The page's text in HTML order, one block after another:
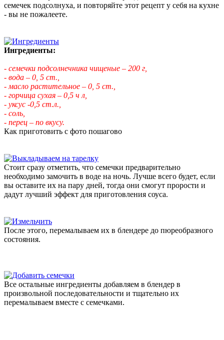
семечек подсолнуха, и повторяйте этот рецепт у себя на кухне
- вы не пожалеете.
Ингредиенты:
- семечки подсолнечника чищеные – 200 г,
- вода – 0, 5 ст.,
- масло растительное – 0, 5 ст.,
- горчица сухая – 0,5 ч л,
- уксус -0,5 ст.л.,
- соль,
- перец – по вкусу.
Как приготовить с фото пошагово
Стоит сразу отметить, что семечки предварительно
необходимо замочить в воде на ночь. Лучше всего будет, если
вы оставите их на пару дней, тогда они смогут прорости и
дадут лучший эффект для приготовления соуса.
После этого, перемалываем их в блендере до пюреобразного
состояния.
Все остальные ингредиенты добавляем в блендер в
произвольной последовательности и тщательно их
перемалываем вместе с семечками.